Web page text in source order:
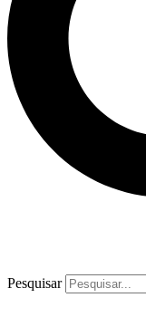
Pesquisar